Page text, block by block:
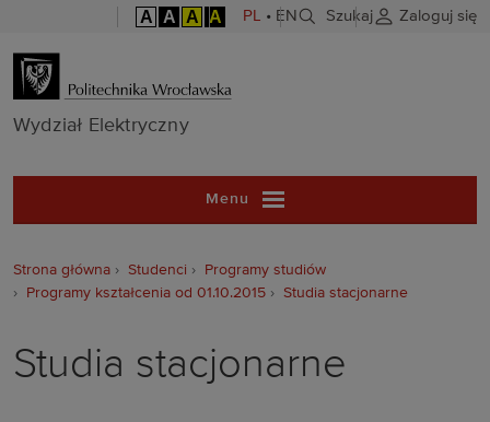
A A A A PL • EN Szukaj Zaloguj się
Wydział
Wydział Elektryczny
Menu
Strona główna Studenci
Programy studiów
Programy kształcenia od 01.10.2015
Studia stacjonarne
Studia stacjonarne